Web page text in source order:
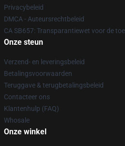
Privacybeleid
DMCA - Auteursrechtbeleid
CA SB657: Transparantiewet voor de
Onze steun
Verzend- en leveringsbeleid
Betalingsvoorwaarden
Teruggave & terugbetalingsbeleid
Contacteer ons
Klantenhulp (FAQ)
Whosale
Onze winkel